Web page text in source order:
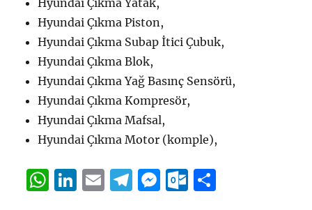
Hyundai Çıkma Yatak,
Hyundai Çıkma Piston,
Hyundai Çıkma Subap İtici Çubuk,
Hyundai Çıkma Blok,
Hyundai Çıkma Yağ Basınç Sensörü,
Hyundai Çıkma Kompresör,
Hyundai Çıkma Mafsal,
Hyundai Çıkma Motor (komple),
W Li E
T
M O